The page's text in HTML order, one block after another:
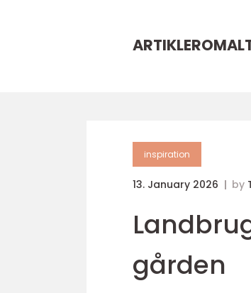
inspiration
13. January 2026 by
gården